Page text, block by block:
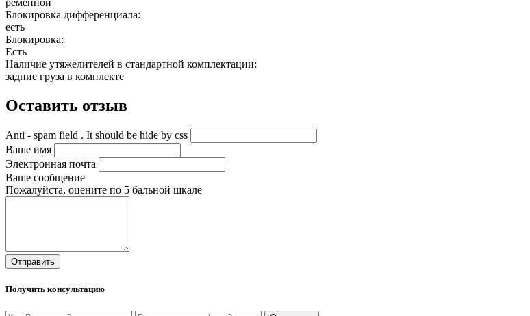
ремённой
Блокировка дифференциала:
есть
Блокировка:
Есть
Наличие утяжелителей в стандартной комплектации:
задние груза в комплекте
Оставить отзыв
Anti - spam field . It should be hide by css
Ваше имя
Электронная почта
Ваше сообщение
Пожалуйста, оцените по 5 бальной шкале
Получить консультацию